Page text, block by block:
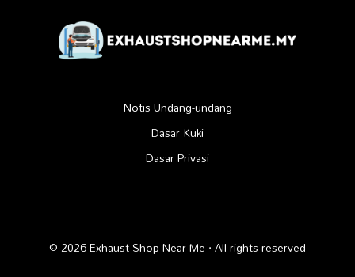
Notis Undang-undang
Dasar Kuki
Dasar Privasi
© 2026 Exhaust Shop Near Me · All rights reserved